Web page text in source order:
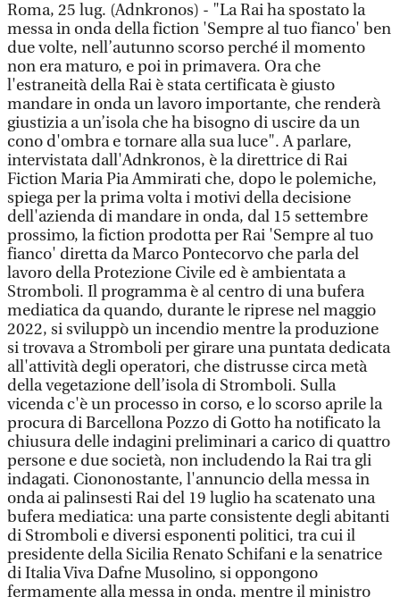
Roma, 25 lug. (Adnkronos) - "La Rai ha spostato la
messa in onda della fiction 'Sempre al tuo fianco' ben
due volte, nell’autunno scorso perché il momento
non era maturo, e poi in primavera. Ora che
l'estraneità della Rai è stata certificata è giusto
mandare in onda un lavoro importante, che renderà
giustizia a un’isola che ha bisogno di uscire da un
cono d'ombra e tornare alla sua luce". A parlare,
intervistata dall'Adnkronos, è la direttrice di Rai
Fiction Maria Pia Ammirati che, dopo le polemiche,
spiega per la prima volta i motivi della decisione
dell'azienda di mandare in onda, dal 15 settembre
prossimo, la fiction prodotta per Rai 'Sempre al tuo
fianco' diretta da Marco Pontecorvo che parla del
lavoro della Protezione Civile ed è ambientata a
Stromboli. Il programma è al centro di una bufera
mediatica da quando, durante le riprese nel maggio
2022, si sviluppò un incendio mentre la produzione
si trovava a Stromboli per girare una puntata dedicata
all'attività degli operatori, che distrusse circa metà
della vegetazione dell’isola di Stromboli. Sulla
vicenda c'è un processo in corso, e lo scorso aprile la
procura di Barcellona Pozzo di Gotto ha notificato la
chiusura delle indagini preliminari a carico di quattro
persone e due società, non includendo la Rai tra gli
indagati. Ciononostante, l'annuncio della messa in
onda ai palinsesti Rai del 19 luglio ha scatenato una
bufera mediatica: una parte consistente degli abitanti
di Stromboli e diversi esponenti politici, tra cui il
presidente della Sicilia Renato Schifani e la senatrice
di Italia Viva Dafne Musolino, si oppongono
fermamente alla messa in onda, mentre il ministro